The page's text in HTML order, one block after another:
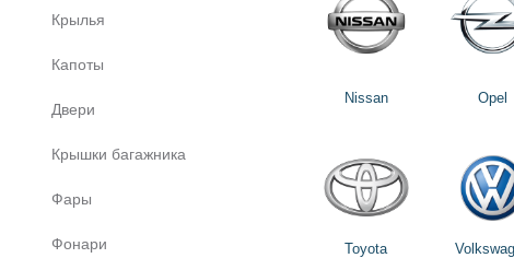
Крылья
Капоты
Двери
Крышки багажника
Фары
Фонари
Nissan Opel
Toyota